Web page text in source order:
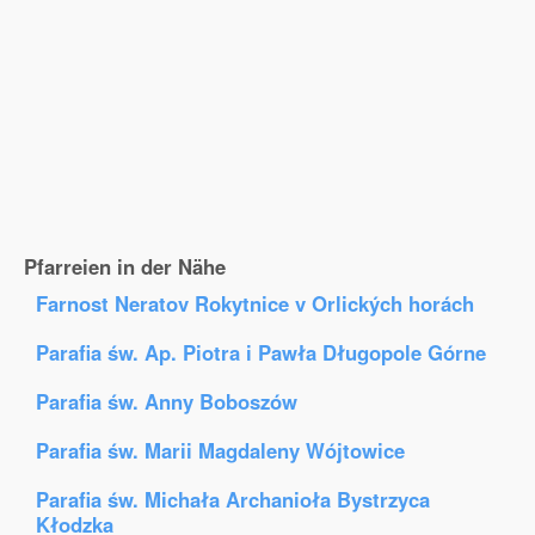
Pfarreien in der Nähe
Farnost Neratov Rokytnice v Orlických horách
Parafia św. Ap. Piotra i Pawła Długopole Górne
Parafia św. Anny Boboszów
Parafia św. Marii Magdaleny Wójtowice
Parafia św. Michała Archanioła Bystrzyca
Kłodzka